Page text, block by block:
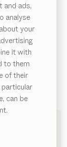
and ads,
analyse
your
it with
to them
of their
can be
IN
7